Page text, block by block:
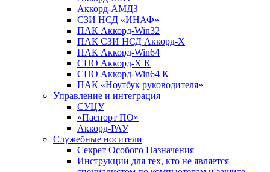
Аккорд-АМДЗ
СЗИ НСД «ИНАФ»
ПАК Аккорд-Win32
ПАК СЗИ НСД Аккорд-X
ПАК Аккорд-Win64
СПО Аккорд-X К
СПО Аккорд-Win64 К
ПАК «Ноутбук руководителя»
Управление и интеграция
СУЦУ
«Паспорт ПО»
Аккорд-РАУ
Служебные носители
Секрет Особого Назначения
Инструкции для тех, кто не является